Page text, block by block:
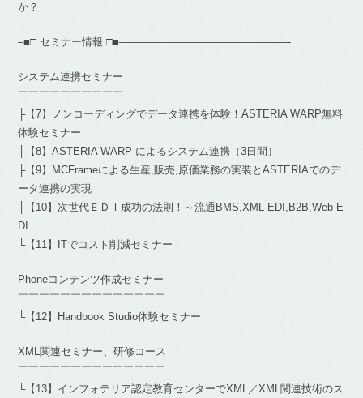
か？
–■□ セミナー情報 □■————————————————-
システム連携セミナー
￣￣￣￣￣￣￣￣￣￣
├【7】ノンコーディングでデータ連携を体験！ASTERIA WARP無料
体験セミナー
├【8】ASTERIA WARP によるシステム連携（3日間）
├【9】MCFrameによる生産,販売,原価業務の実装とASTERIAでのデ
ータ連携の実現
├【10】次世代ＥＤＩ成功の法則！～流通BMS,XML-EDI,B2B,Web E
DI
└【11】ITでコスト削減セミナー
Phoneコンテンツ作成セミナー
￣￣￣￣￣￣￣￣￣￣￣￣￣￣
└【12】Handbook Studio体験セミナー
XML関連セミナー、研修コース
￣￣￣￣￣￣￣￣￣￣￣￣￣￣
└【13】インフォテリア認定教育センターでXML／XML関連技術のス